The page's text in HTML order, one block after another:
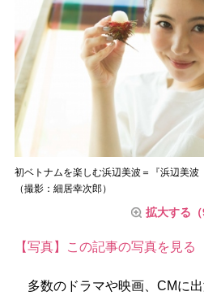
初ベトナムを楽しむ浜辺美波＝『浜辺美
（撮影：細居幸次郎）
拡大する（
【写真】この記事の写真を見る
多数のドラマや映画、CMに出